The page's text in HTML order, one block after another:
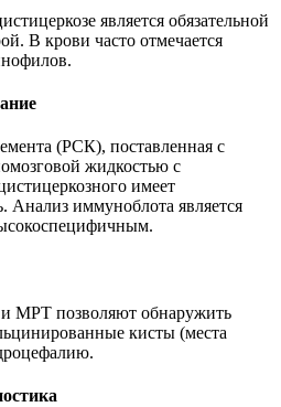
является обязательной
В крови часто отмечается
(РСК), поставленная с
жидкостью с
имеет
Анализ иммуноблота является
МРТ позволяют обнаружить
кисты (места